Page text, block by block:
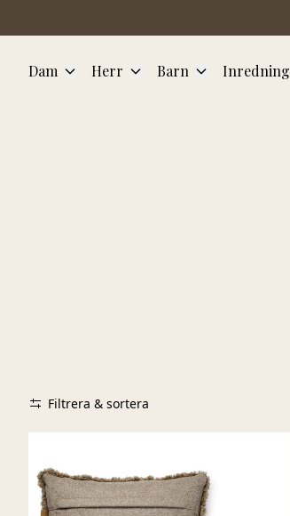
Dam Herr Barn Inredning
Filtrera & sortera